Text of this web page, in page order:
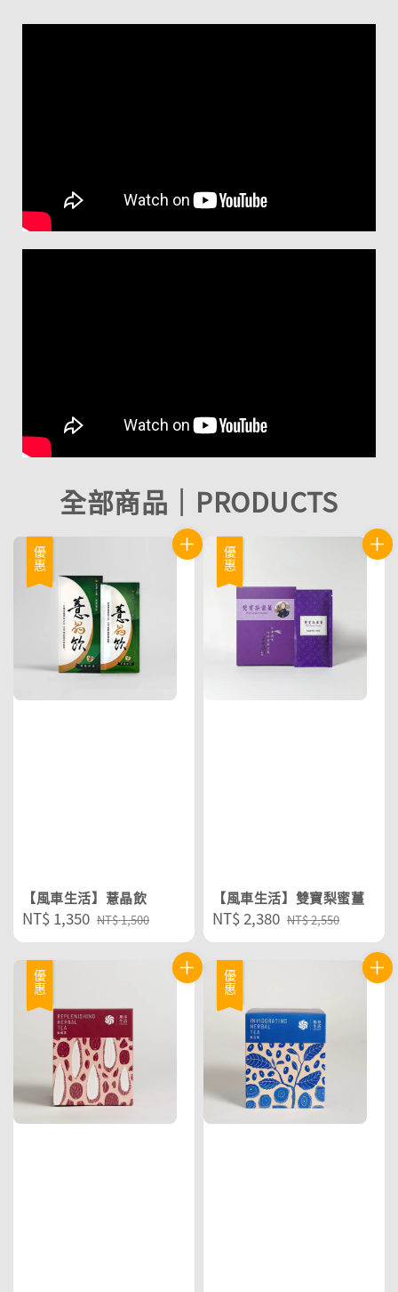
全部商品｜PRODUCTS
優惠
【風車生活】薏晶飲
Sale
price
NT$ 1,350 Regular
price
NT$ 1,500
優惠
【風車生活】雙寶梨蜜薑
Sale
price
NT$ 2,380 Regular
price
NT$ 2,550
優惠 優惠